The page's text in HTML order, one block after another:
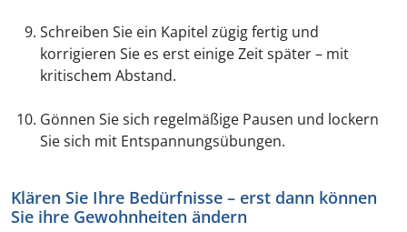
Schreiben Sie ein Kapitel zügig fertig und
korrigieren Sie es erst einige Zeit später – mit
kritischem Abstand.
Gönnen Sie sich regelmäßige Pausen und lockern
Sie sich mit Entspannungsübungen.
Klären Sie Ihre Bedürfnisse – erst dann können
Sie ihre Gewohnheiten ändern